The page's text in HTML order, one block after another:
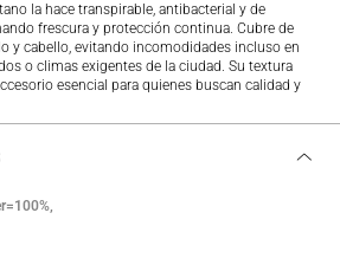
la hace transpirable, antibacterial y de
frescura y protección continua. Cubre de
y cabello, evitando incomodidades incluso en
o climas exigentes de la ciudad. Su textura
esencial para quienes buscan calidad y